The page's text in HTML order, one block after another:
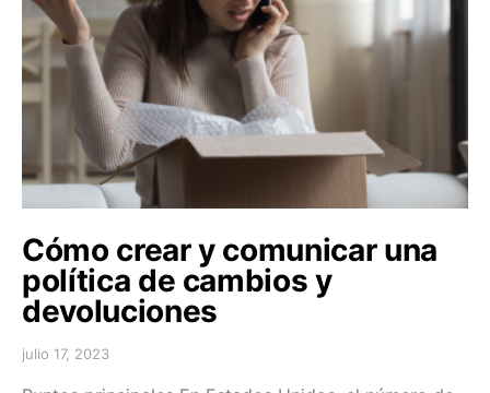
Cómo crear y comunicar una
política de cambios y
devoluciones
julio 17, 2023